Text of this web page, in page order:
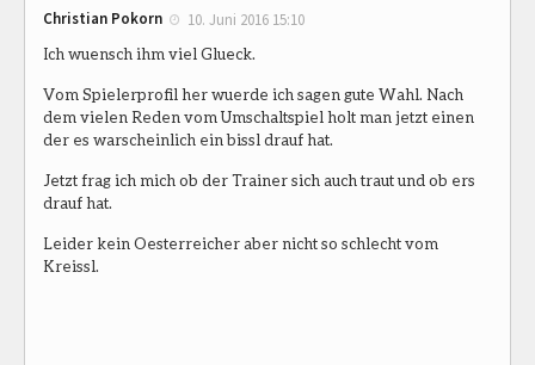
Christian Pokorn 10. Juni 2016 15:10
Ich wuensch ihm viel Glueck.
Vom Spielerprofil her wuerde ich sagen gute Wahl. Nach
dem vielen Reden vom Umschaltspiel holt man jetzt einen
der es warscheinlich ein bissl drauf hat.
Jetzt frag ich mich ob der Trainer sich auch traut und ob ers
drauf hat.
Leider kein Oesterreicher aber nicht so schlecht vom
Kreissl.